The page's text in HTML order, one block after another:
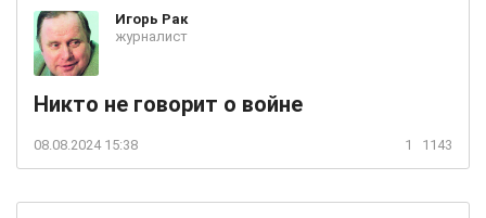
Игорь Рак
журналист
Никто не говорит о войне
08.08.2024 15:38 1 1143